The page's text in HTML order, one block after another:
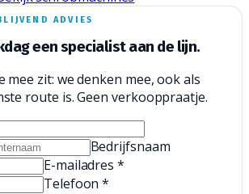
ADVIES
eenspecialist aan de lijn.
zit: we denken mee, ook als
route is. Geen verkooppraatje.
Bedrijfsnaam
E-mailadres *
Telefoon *